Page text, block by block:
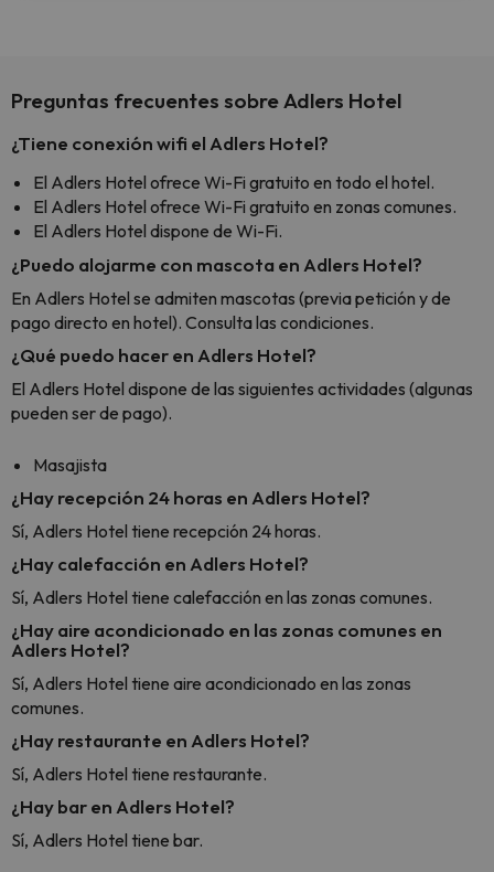
Preguntas frecuentes sobre Adlers Hotel
¿Tiene conexión wifi el Adlers Hotel?
El Adlers Hotel ofrece Wi-Fi gratuito en todo el hotel.
El Adlers Hotel ofrece Wi-Fi gratuito en zonas comunes.
El Adlers Hotel dispone de Wi-Fi.
¿Puedo alojarme con mascota en Adlers Hotel?
En Adlers Hotel se admiten mascotas (previa petición y de
pago directo en hotel). Consulta las condiciones.
¿Qué puedo hacer en Adlers Hotel?
El Adlers Hotel dispone de las siguientes actividades (algunas
pueden ser de pago).
Masajista
¿Hay recepción 24 horas en Adlers Hotel?
Sí, Adlers Hotel tiene recepción 24 horas.
¿Hay calefacción en Adlers Hotel?
Sí, Adlers Hotel tiene calefacción en las zonas comunes.
¿Hay aire acondicionado en las zonas comunes en
Adlers Hotel?
Sí, Adlers Hotel tiene aire acondicionado en las zonas
comunes.
¿Hay restaurante en Adlers Hotel?
Sí, Adlers Hotel tiene restaurante.
¿Hay bar en Adlers Hotel?
Sí, Adlers Hotel tiene bar.